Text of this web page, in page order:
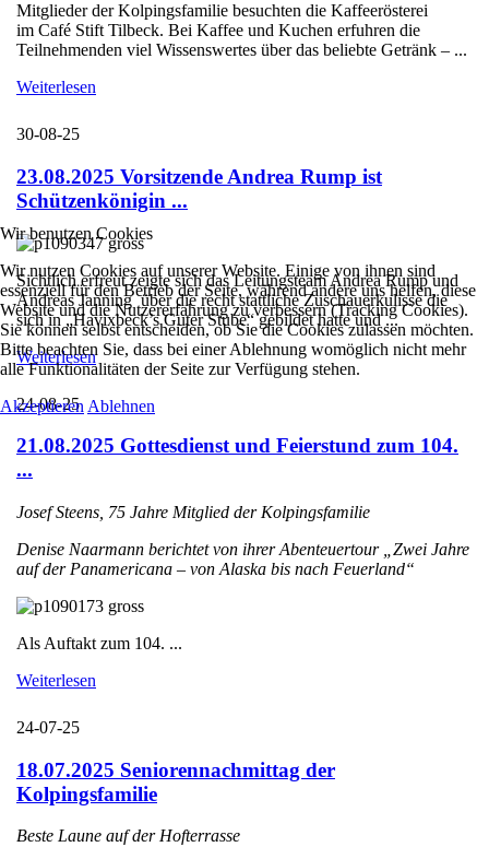
Mitglieder der Kolpingsfamilie besuchten die Kaffeerösterei
im Café Stift Tilbeck. Bei Kaffee und Kuchen erfuhren die
Teilnehmenden viel Wissenswertes über das beliebte Getränk – ...
Weiterlesen
30-08-25
23.08.2025 Vorsitzende Andrea Rump ist
Schützenkönigin ...
Sichtlich erfreut zeigte sich das Leitungsteam Andrea Rump und
Andreas Janning über die recht stattliche Zuschauerkulisse die
sich in „Havixbeck’s Guter Stube“ gebildet hatte und ...
Weiterlesen
24-08-25
21.08.2025 Gottesdienst und Feierstund zum 104.
...
Josef Steens, 75 Jahre Mitglied der Kolpingsfamilie
Denise Naarmann berichtet von ihrer Abenteuertour „Zwei Jahre
auf der Panamericana – von Alaska bis nach Feuerland“
Als Auftakt zum 104. ...
Weiterlesen
24-07-25
18.07.2025 Seniorennachmittag der
Kolpingsfamilie
Beste Laune auf der Hofterrasse
Wir benutzen Cookies
Wir nutzen Cookies auf unserer Website. Einige von ihnen sind
essenziell für den Betrieb der Seite, während andere uns helfen, diese
Website und die Nutzererfahrung zu verbessern (Tracking Cookies).
Sie können selbst entscheiden, ob Sie die Cookies zulassen möchten.
Bitte beachten Sie, dass bei einer Ablehnung womöglich nicht mehr
alle Funktionalitäten der Seite zur Verfügung stehen.
Akzeptieren Ablehnen